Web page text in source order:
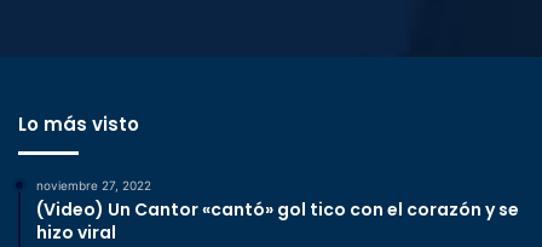
Lo más visto
noviembre 27, 2022
(Video) Un Cantor «cantó» gol tico con el corazón y se
hizo viral